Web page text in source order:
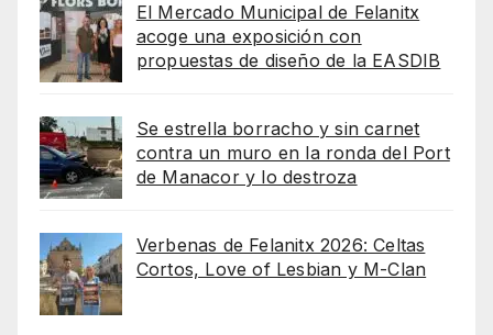
El Mercado Municipal de Felanitx
acoge una exposición con
propuestas de diseño de la EASDIB
Se estrella borracho y sin carnet
contra un muro en la ronda del Port
de Manacor y lo destroza
Verbenas de Felanitx 2026: Celtas
Cortos, Love of Lesbian y M-Clan